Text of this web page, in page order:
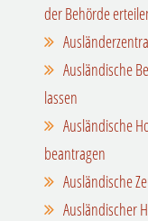
der Behörde
Ausländische
lassen
Ausländische
beantragen
Ausländische
Ausländischer